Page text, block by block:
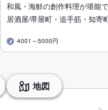
和風・海鮮の創作料理が堪能
居酒屋/帯屋町・追手筋・知寄
4001～5000円
地図